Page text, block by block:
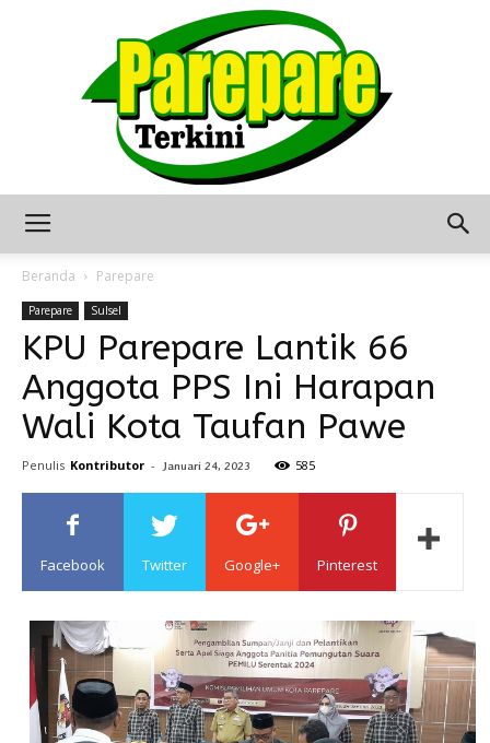
Terkini
Seputar
Sulawesi
Beranda Parepare
Parepare Sulsel
KPU Parepare Lantik 66
Anggota PPS Ini Harapan
Wali Kota Taufan Pawe
Penulis Kontributor - Januari 24, 2023 585
Facebook Twitter Google+ Pinterest